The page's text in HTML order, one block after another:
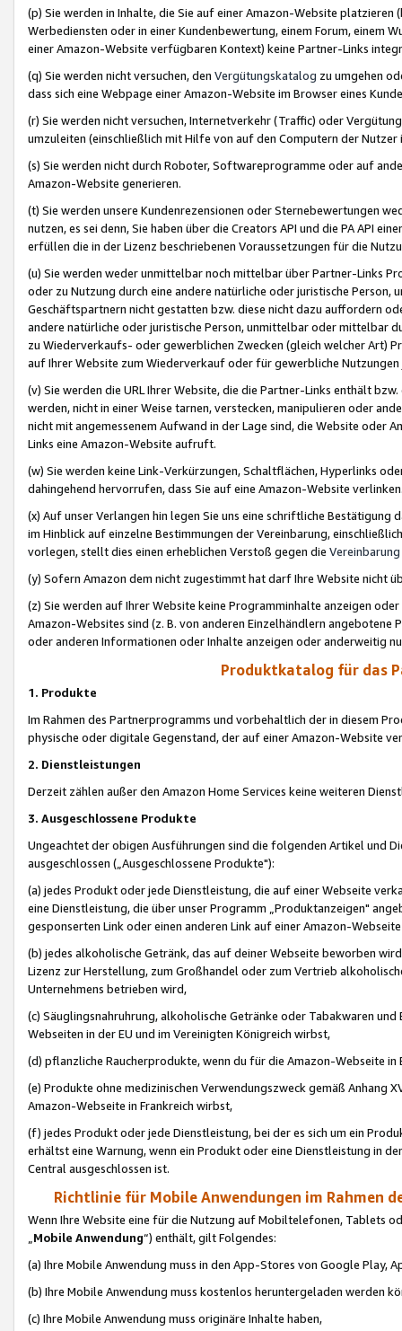
(p) Sie werden in Inhalte, die Sie auf einer Amazon-Website
Werbediensten oder in einer Kundenbewertung, einem Forum, einem
einer Amazon-Website verfügbaren Kontext) keine Partner-Links
(q) Sie werden nicht versuchen, den Vergütungskatalog zu umgehen
dass sich eine Webpage einer Amazon-Website im Browser eines
(r) Sie werden nicht versuchen, Internetverkehr (Traffic) oder
umzuleiten (einschließlich mit Hilfe von auf den Computern der
(s) Sie werden nicht durch Roboter, Softwareprogramme oder auf
Amazon-Website generieren.
(t) Sie werden unsere Kundenrezensionen oder Sternebewertungen
nutzen, es sei denn, Sie haben über die Creators API und die PA API
erfüllen die in der Lizenz beschriebenen Voraussetzungen für die
(u) Sie werden weder unmittelbar noch mittelbar über Partner-Links
oder zu Nutzung durch eine andere natürliche oder juristische
Geschäftspartnern nicht gestatten bzw. diese nicht dazu auffordern
andere natürliche oder juristische Person, unmittelbar oder mittelbar
zu Wiederverkaufs- oder gewerblichen Zwecken (gleich welcher Art)
auf Ihrer Website zum Wiederverkauf oder für gewerbliche
(v) Sie werden die URL Ihrer Website, die die Partner-Links enthält
werden, nicht in einer Weise tarnen, verstecken, manipulieren oder
nicht mit angemessenem Aufwand in der Lage sind, die Website oder
Links eine Amazon-Website aufruft.
(w) Sie werden keine Link-Verkürzungen, Schaltflächen, Hyperlinks
dahingehend hervorrufen, dass Sie auf eine Amazon-Website
(x) Auf unser Verlangen hin legen Sie uns eine schriftliche
im Hinblick auf einzelne Bestimmungen der Vereinbarung,
vorlegen, stellt dies einen erheblichen Verstoß gegen die Vereinbarung
(y) Sofern Amazon dem nicht zugestimmt hat darf Ihre Website nicht
(z) Sie werden auf Ihrer Website keine Programminhalte anzeigen
Amazon-Websites sind (z. B. von anderen Einzelhändlern
oder anderen Informationen oder Inhalte anzeigen oder anderweitig
Produktkatalog für das
1. Produkte
Im Rahmen des Partnerprogramms und vorbehaltlich der in diesem
physische oder digitale Gegenstand, der auf einer Amazon-Website
2. Dienstleistungen
Derzeit zählen außer den Amazon Home Services keine weiteren
3. Ausgeschlossene Produkte
Ungeachtet der obigen Ausführungen sind die folgenden Artikel und
ausgeschlossen („Ausgeschlossene Produkte"):
(a) jedes Produkt oder jede Dienstleistung, die auf einer Webseite
eine Dienstleistung, die über unser Programm „Produktanzeigen"
gesponserten Link oder einen anderen Link auf einer Amazon-
(b) jedes alkoholische Getränk, das auf deiner Webseite beworben
Lizenz zur Herstellung, zum Großhandel oder zum Vertrieb
Unternehmens betrieben wird,
(c) Säuglingsnahruhrung, alkoholische Getränke oder Tabakwaren
Webseiten in der EU und im Vereinigten Königreich wirbst,
(d) pflanzliche Raucherprodukte, wenn du für die Amazon-Webseite in
(e) Produkte ohne medizinischen Verwendungszweck gemäß Anhang
Amazon-Webseite in Frankreich wirbst,
(f) jedes Produkt oder jede Dienstleistung, bei der es sich um ein
erhältst eine Warnung, wenn ein Produkt oder eine Dienstleistung in
Central ausgeschlossen ist.
Richtlinie für Mobile Anwendungen im Rahmen
Wenn Ihre Website eine für die Nutzung auf Mobiltelefonen, Tablets
„Mobile Anwendung“) enthält, gilt Folgendes:
(a) Ihre Mobile Anwendung muss in den App-Stores von Google Play,
(b) Ihre Mobile Anwendung muss kostenlos heruntergeladen werden
(c) Ihre Mobile Anwendung muss originäre Inhalte haben,